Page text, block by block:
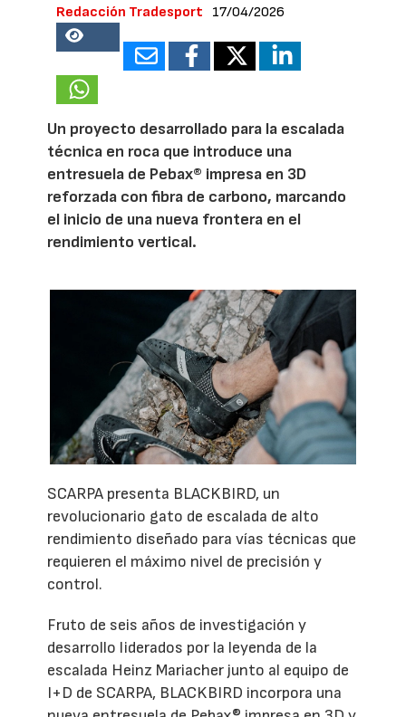
Redacción Tradesport 17/04/2026
18750
Un proyecto desarrollado para la escalada
técnica en roca que introduce una
entresuela de Pebax® impresa en 3D
reforzada con fibra de carbono, marcando
el inicio de una nueva frontera en el
rendimiento vertical.
SCARPA presenta BLACKBIRD, un
revolucionario gato de escalada de alto
rendimiento diseñado para vías técnicas que
requieren el máximo nivel de precisión y
control.
Fruto de seis años de investigación y
desarrollo liderados por la leyenda de la
escalada Heinz Mariacher junto al equipo de
I+D de SCARPA, BLACKBIRD incorpora una